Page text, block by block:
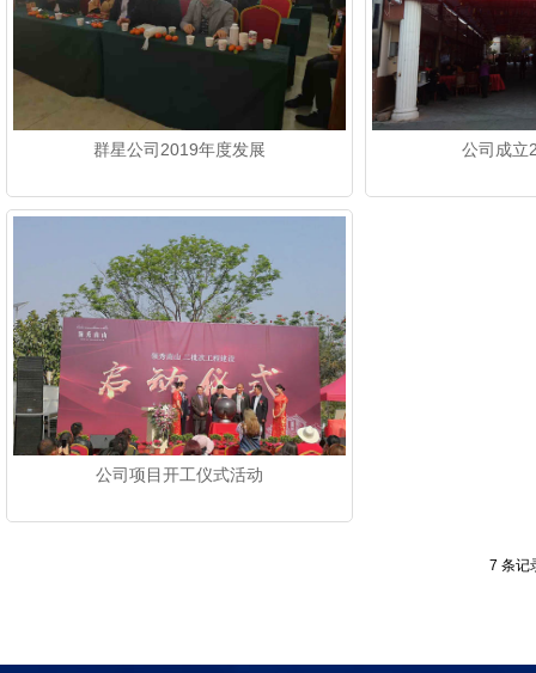
群星公司2019年度发展 公司成立
公司项目开工仪式活动
7 条记